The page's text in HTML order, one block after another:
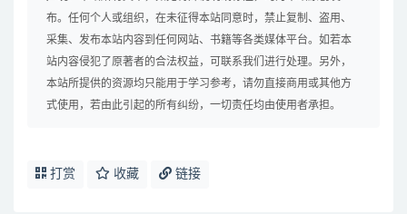
布。任何个人或组织，在未征得本站同意时，禁止复制、盗用、
采集、发布本站内容到任何网站、书籍等各类媒体平台。如若本
站内容侵犯了原著者的合法权益，可联系我们进行处理。另外，
本站所提供的资源均只能用于学习参考，请勿直接商用或其他方
式使用，若由此引起的所有纠纷，一切责任均由使用者承担。
打赏 收藏 链接